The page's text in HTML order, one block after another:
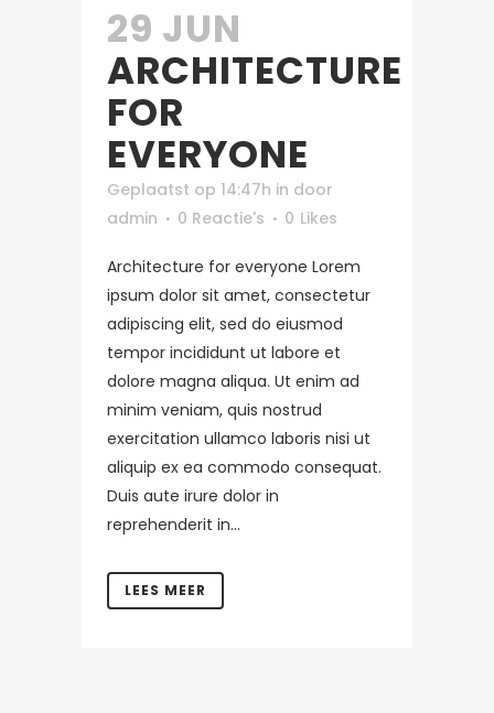
29 JUN
ARCHITECTURE
FOR
EVERYONE
Geplaatst op 14:47h in door
admin
0 Reactie's 0 Likes
Architecture for everyone Lorem
ipsum dolor sit amet, consectetur
adipiscing elit, sed do eiusmod
tempor incididunt ut labore et
dolore magna aliqua. Ut enim ad
minim veniam, quis nostrud
exercitation ullamco laboris nisi ut
aliquip ex ea commodo consequat.
Duis aute irure dolor in
reprehenderit in...
LEES MEER